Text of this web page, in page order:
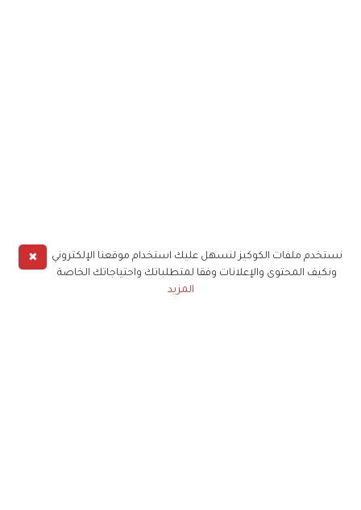
✖
نستخدم ملفات الكوكيز لنسهل عليك استخدام موقعنا الإلكتروني
ونكيف المحتوى والإعلانات وفقا لمتطلباتك واحتياجاتك الخاصة
المزيد